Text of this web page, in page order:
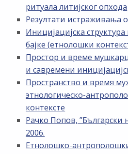
ритуала литијског опхода
Резултати истраживања
Иницијацијска
бајке (етнолошки
Простор и време
и савремени
Пространство и время
этнологическо-
контексте
Рачко Попов, ”Български
2006.
Етнолошко-